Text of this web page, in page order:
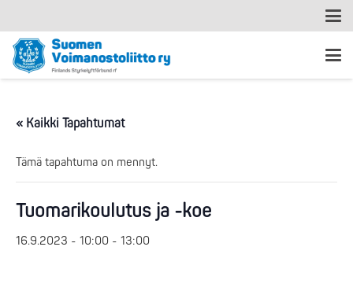
« Kaikki Tapahtumat
Tämä tapahtuma on mennyt.
Tuomarikoulutus ja -koe
16.9.2023 - 10:00 - 13:00